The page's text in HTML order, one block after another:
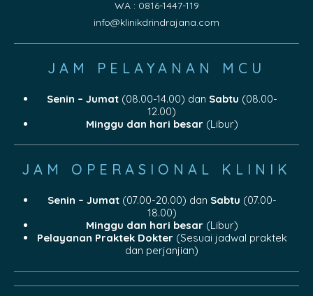
WA : 0816-1447-119
info@klinikdrindrajana.com
JAM PELAYANAN MCU
Senin – Jumat(08.00-14.00) dan Sabtu (08.00-
12.00)
Minggu dan hari besar(Libur)
JAM OPERASIONAL KLINIK
Senin – Jumat(07.00-20.00) dan Sabtu (07.00-
18.00)
Minggu dan hari besar(Libur)
Pelayanan Praktek Dokter(Sesuai jadwal praktek
dan perjanjian)